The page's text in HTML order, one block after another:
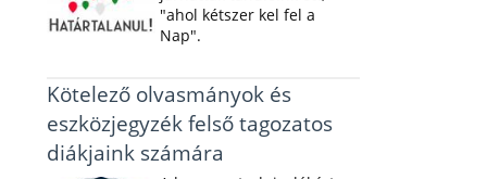
"ahol kétszer kel fel a
Nap".
Kötelező olvasmányok és
eszközjegyzék felső tagozatos
diákjaink számára